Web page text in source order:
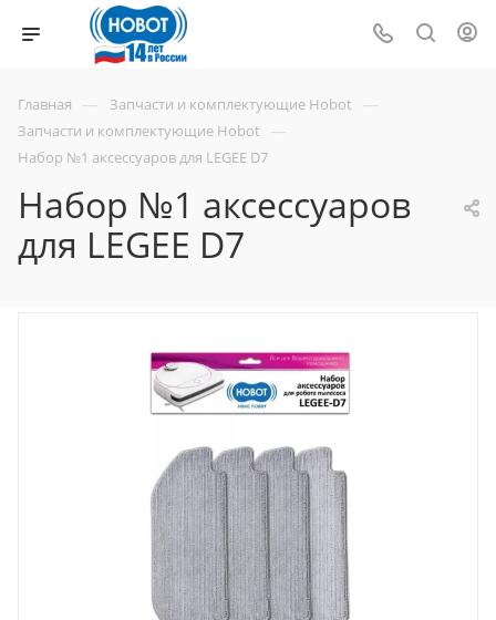
Главная — Запчасти и комплектующие Hobot —
Запчасти и комплектующие Hobot —
Набор №1 аксессуаров для LEGEE D7
Набор №1 аксессуаров
для LEGEE D7